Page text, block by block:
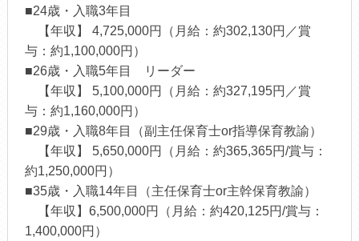
■24歳・入職3年目
【年収】 4,725,000円（月給：約302,130円／賞
与：約1,100,000円）
■26歳・入職5年目 リーダー
【年収】 5,100,000円（月給：約327,195円／賞
与：約1,160,000円）
■29歳・入職8年目（副主任保育士or指導保育教諭）
【年収】 5,650,000円（月給：約365,365円/賞与：
約1,250,000円）
■35歳・入職14年目（主任保育士or主幹保育教諭）
【年収】6,500,000円（月給：約420,125円/賞与：
1,400,000円）